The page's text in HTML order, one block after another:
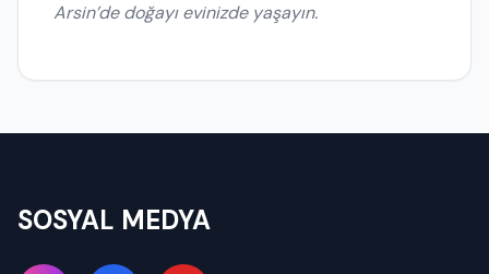
Arsin’de doğayı evinizde yaşayın.
SOSYAL MEDYA